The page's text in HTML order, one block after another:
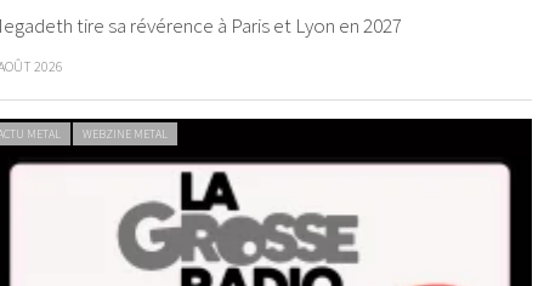
tire sa révérence à Paris et Lyon en 2027
2026
METAL WEBZINE METAL